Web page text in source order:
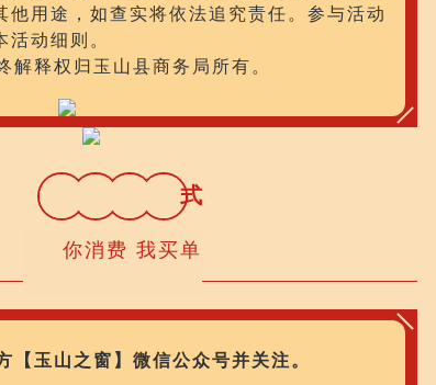
他用途，如查实将依法追究责任。参与活动
活动细则。
解释权归玉山县商务局所有。
式
你消费 我买单
【玉山之窗】微信公众号并关注。